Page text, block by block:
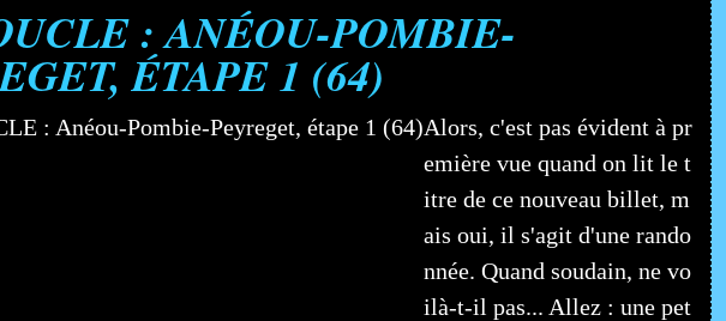
: ANÉOU-POMBIE-
ÉTAPE 1 (64)
Alors, c'est pas évident à pr
emière vue quand on lit le t
itre de ce nouveau billet, m
ais oui, il s'agit d'une rando
nnée. Quand soudain, ne vo
ilà-t-il pas... Allez : une pet